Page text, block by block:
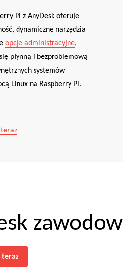
Pi z AnyDesk oferuje
dynamiczne narzędzia
opcje administracyjne,
płynną i bezproblemową
systemów
Linux na Raspberry Pi.
teraz
teraz